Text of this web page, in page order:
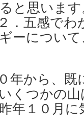
と思いま
．五感でわ
ーについ
年から、既
くつかの
年１０月